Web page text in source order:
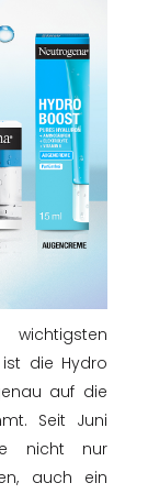
die Hydro
auf die
Seit Juni
nicht nur
auch ein